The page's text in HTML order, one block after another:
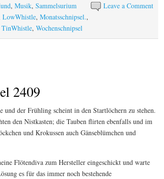
Leave a Comment
, Musik, Sammelsurium
LowWhistle, Monatsschnipsel.,
TinWhistle, Wochenschnipsel
2409
und der Frühling scheint in den Startlöchern zu stehen.
den Nistkasten; die Tauben flirten ebenfalls und im
und Krokussen auch Gänseblümchen und
Flötendiva zum Hersteller eingeschickt und warte
es für das immer noch bestehende